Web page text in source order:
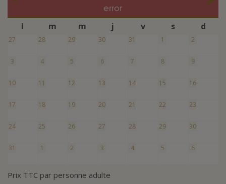
error
l m m j v s d
27 28 29 30 31 1 2
3 4 5 6 7 8 9
10 11 12 13 14 15 16
17 18 19 20 21 22 23
24 25 26 27 28 29 30
31 1 2 3 4 5 6
Prix TTC par personne adulte